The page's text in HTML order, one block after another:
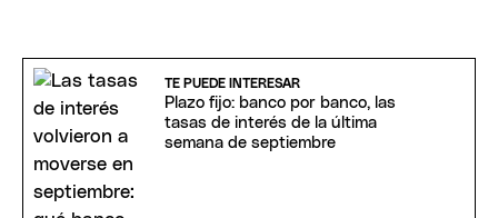
TE PUEDE INTERESAR
Plazo fijo: banco por banco, las
tasas de interés de la última
semana de septiembre